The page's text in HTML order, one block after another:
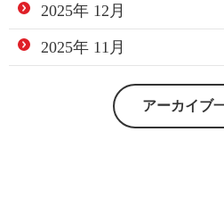
2025年 12月
2025年 11月
アーカイブ